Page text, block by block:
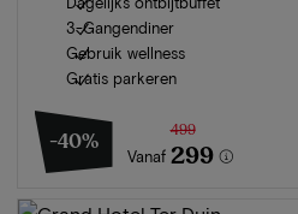
3-Gangendiner
Gebruik wellness
Gratis parkeren
-40%
Vanaf
499
299